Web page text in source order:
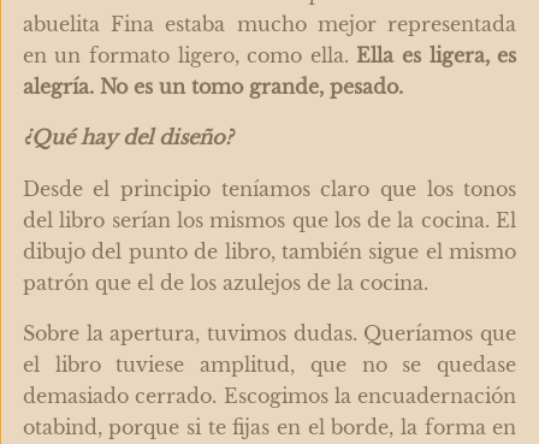
abuelita Fina estaba mucho mejor representada
en un formato ligero, como ella. Ella es ligera, es
alegría. No es un tomo grande, pesado.
¿Qué hay del diseño?
Desde el principio teníamos claro que los tonos
del libro serían los mismos que los de la cocina. El
dibujo del punto de libro, también sigue el mismo
patrón que el de los azulejos de la cocina.
Sobre la apertura, tuvimos dudas. Queríamos que
el libro tuviese amplitud, que no se quedase
demasiado cerrado. Escogimos la encuadernación
otabind, porque si te fijas en el borde, la forma en